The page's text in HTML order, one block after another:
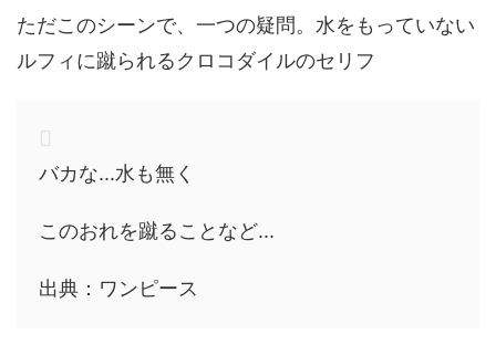
ただこのシーンで、一つの疑問。水をもっていない
ルフィに蹴られるクロコダイルのセリフ
バカな...水も無く
このおれを蹴ることなど...
出典：ワンピース